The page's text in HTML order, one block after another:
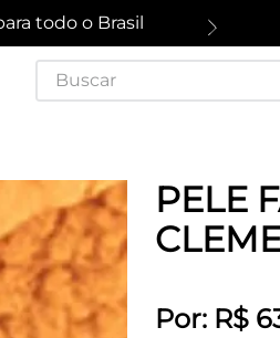
todo o Brasil
Buscar
PELE
Por: R$